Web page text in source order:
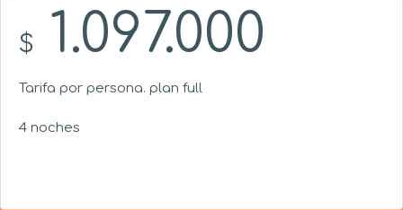
$ 1.097.000
Tarifa por persona. plan full
4 noches